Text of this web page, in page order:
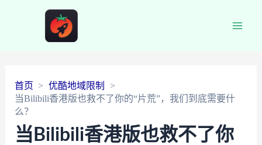
首页
优酷地域限制
当Bilibili香港版也救不了你的“片荒”，我们到底需要什
么？
当Bilibili香港版也救不了你